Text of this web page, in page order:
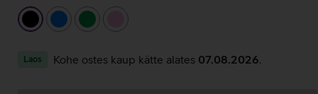
must
sinine roheline
Laos Kohe ostes kaup kätte alates 07.08.2026